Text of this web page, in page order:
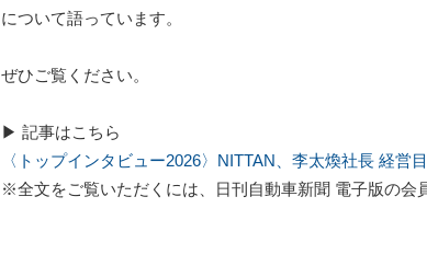
について語っています。
ぜひご覧ください。
▶ 記事はこちら
〈トップインタビュー2026〉NITTAN、李太煥社長 経営
※全文をご覧いただくには、日刊自動車新聞 電子版の会